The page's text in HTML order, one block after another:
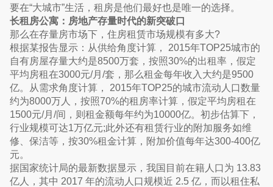
要在“大城市”生活，租房是他们最好也是唯一的选择。
长租房公寓：房地产存量时代的新突破口
那么在存量房市场下，住房租赁市场规模有多大?
根据某报告显示：从供给角度计算， 2015年TOP25城市的
自有房屋存量大约是8500万套，按照30%的出租率，假定
平均房租在3000元/月/套，那么租金每年收入大约是9500
亿。从需求角度计算， 2015年TOP25的城市流动人口数量
约为8000万人，按照70%的租房率计算，假定平均房租在
1500元/月/间，则租金额每年约为10000亿。初步估算下，
行业规模可达1万亿元;此外还有租赁行业的附加服务如维
修、保洁等，按30%租金计算，附加价值每年达300-400亿
元。
据国家统计局的最新数据显示，我国目前在籍人口为 13.83
亿人，其中 2017 年的流动人口规模近 2.5 亿，而以租住私